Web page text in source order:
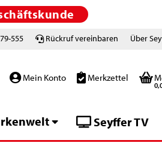
555 Rückruf vereinbaren Über
Mein Konto Merkzettel
Seyffer TV